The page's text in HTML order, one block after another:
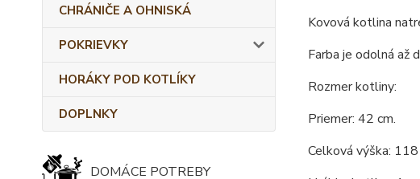
CHRÁNIČE A OHNISKÁ
POKRIEVKY
HORÁKY POD KOTLÍKY
DOPLNKY
DOMÁCE POTREBY
Kovová kotlina
Farba je odolná až
Rozmer kotliny:
Priemer: 42 cm.
Celková výška: 118